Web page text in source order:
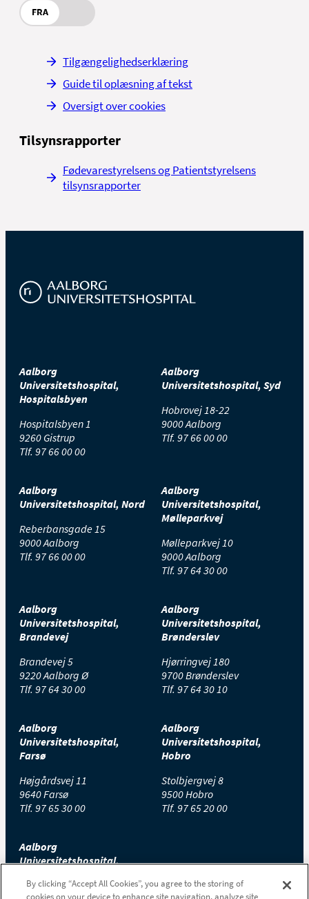
FRA
Tilgængelighedserklæring
Guide til oplæsning af tekst
Oversigt over cookies
Tilsynsrapporter
Fødevarestyrelsens og Patientstyrelsens
tilsynsrapporter
Aalborg
Universitetshospital,
Hospitalsbyen
Hospitalsbyen 1
9260 Gistrup
Tlf. 97 66 00 00
Aalborg
Universitetshospital, Syd
Hobrovej 18-22
9000 Aalborg
Tlf. 97 66 00 00
Aalborg
Universitetshospital, Nord
Reberbansgade 15
9000 Aalborg
Tlf. 97 66 00 00
Aalborg
Universitetshospital,
Mølleparkvej
Mølleparkvej 10
9000 Aalborg
Tlf. 97 64 30 00
Aalborg
Universitetshospital,
Brandevej
Brandevej 5
9220 Aalborg Ø
Tlf. 97 64 30 00
Aalborg
Universitetshospital,
Brønderslev
Hjørringvej 180
9700 Brønderslev
Tlf. 97 64 30 10
Aalborg
Universitetshospital,
Farsø
Højgårdsvej 11
9640 Farsø
Tlf. 97 65 30 00
Aalborg
Universitetshospital,
Hobro
Stolbjergvej 8
9500 Hobro
Tlf. 97 65 20 00
Aalborg
Universitetshospital,
By clicking “Accept All Cookies”, you agree to the storing of
cookies on your device to enhance site navigation, analyze site